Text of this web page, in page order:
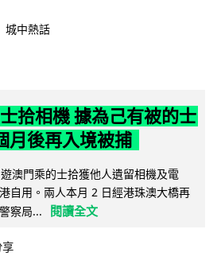
城中熱話
拾相機 據為己有被的士
月後再入境被捕
澳門乘的士拾獲他人遺留相機及電
自用。兩人本月 2 日經港珠澳大橋再
察局...
閱讀全文